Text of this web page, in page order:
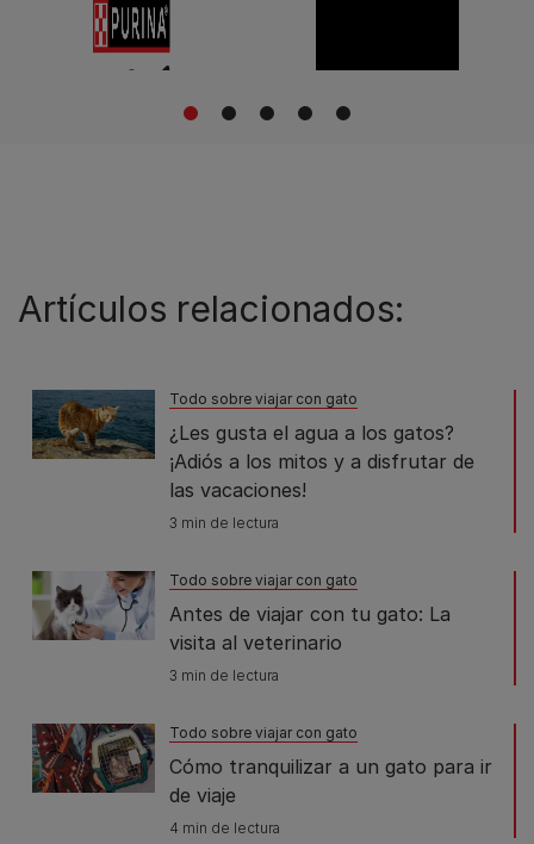
1 2 3 4 5
Artículos relacionados:
Todo sobre viajar con gato
¿Les gusta el agua a los gatos?
¡Adiós a los mitos y a disfrutar de
las vacaciones!
3 min de lectura
Todo sobre viajar con gato
Antes de viajar con tu gato: La
visita al veterinario
3 min de lectura
Todo sobre viajar con gato
Cómo tranquilizar a un gato para ir
de viaje
4 min de lectura